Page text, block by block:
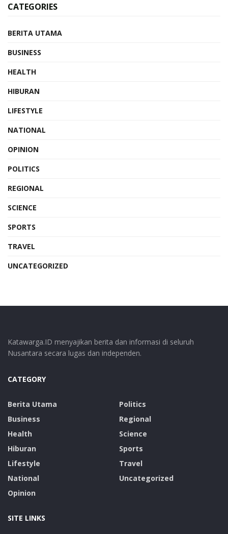
CATEGORIES
BERITA UTAMA
BUSINESS
HEALTH
HIBURAN
LIFESTYLE
NATIONAL
OPINION
POLITICS
REGIONAL
SCIENCE
SPORTS
TRAVEL
UNCATEGORIZED
Katawarga.ID menyajikan berita dan informasi di seluruh
Nusantara secara lugas dan independen.
CATEGORY
Berita Utama
Business
Health
Hiburan
Lifestyle
National
Opinion
Politics
Regional
Science
Sports
Travel
Uncategorized
SITE LINKS